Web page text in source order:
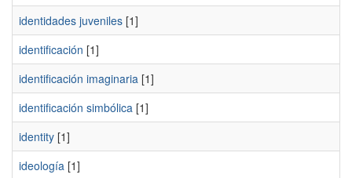
identidades juveniles [1]
identificación [1]
identificación imaginaria [1]
identificación simbólica [1]
identity [1]
ideología [1]